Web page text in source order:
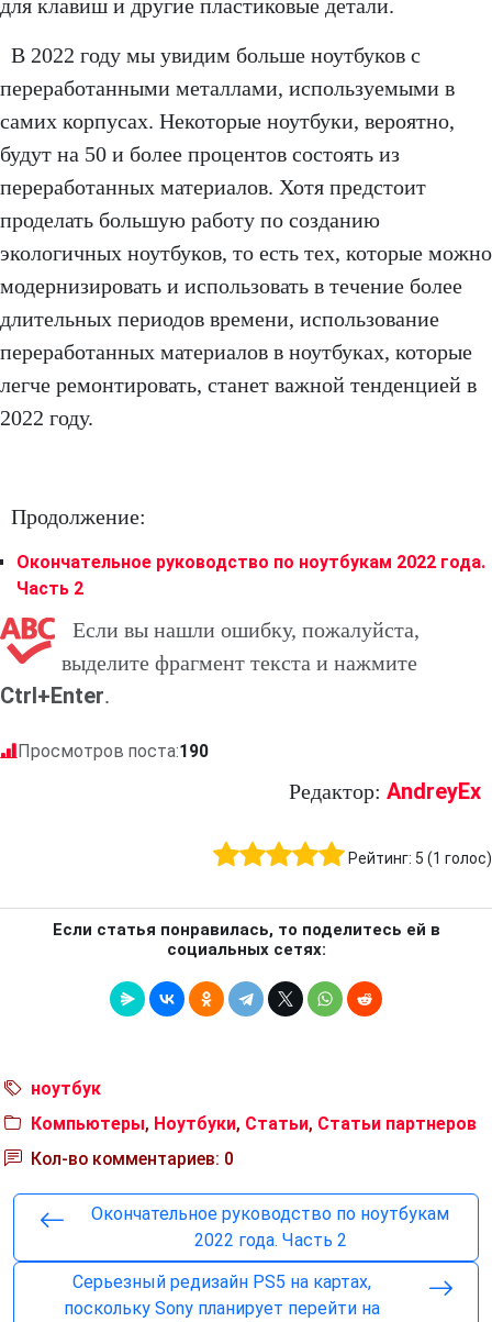
для клавиш и другие пластиковые детали.
В 2022 году мы увидим больше ноутбуков с
переработанными металлами, используемыми в
самих корпусах. Некоторые ноутбуки, вероятно,
будут на 50 и более процентов состоять из
переработанных материалов. Хотя предстоит
проделать большую работу по созданию
экологичных ноутбуков, то есть тех, которые можно
модернизировать и использовать в течение более
длительных периодов времени, использование
переработанных материалов в ноутбуках, которые
легче ремонтировать, станет важной тенденцией в
2022 году.
Продолжение:
Окончательное руководство по ноутбукам 2022 года.
Часть 2
Если вы нашли ошибку, пожалуйста,
выделите фрагмент текста и нажмите
Ctrl+Enter.
Просмотров поста:190
Редактор: AndreyEx
Рейтинг: 5 (1 голос)
Если статья понравилась, то поделитесь ей в
социальных сетях:
ноутбук
Компьютеры, Ноутбуки, Статьи, Статьи партнеров
Кол-во комментариев: 0
Окончательное руководство по ноутбукам
2022 года. Часть 2
Серьезный редизайн PS5 на картах,
поскольку Sony планирует перейти на